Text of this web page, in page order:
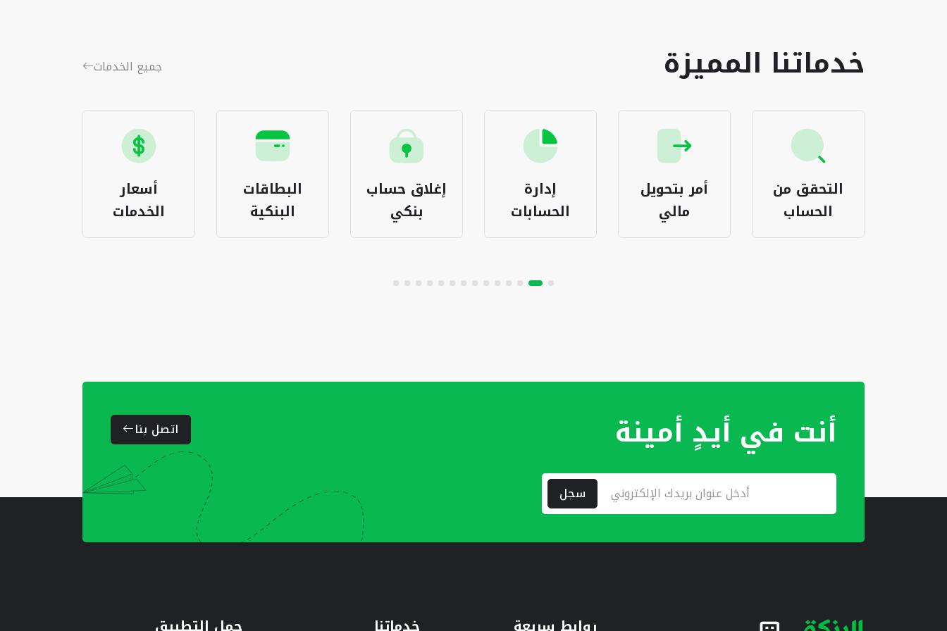
خدماتنا المميزة جميع الخدمات
التحقق من
الحساب
أمر بتحويل
مالي
إدارة
الحسابات
إغلاق حساب
بنكي
البطاقات
البنكية
أسعار
الخدمات
أنت في أيدٍ أمينة
سجل
اتصل بنا